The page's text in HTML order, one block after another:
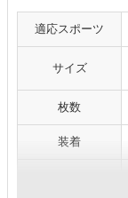
適応スポーツ
サイズ
枚数
装着